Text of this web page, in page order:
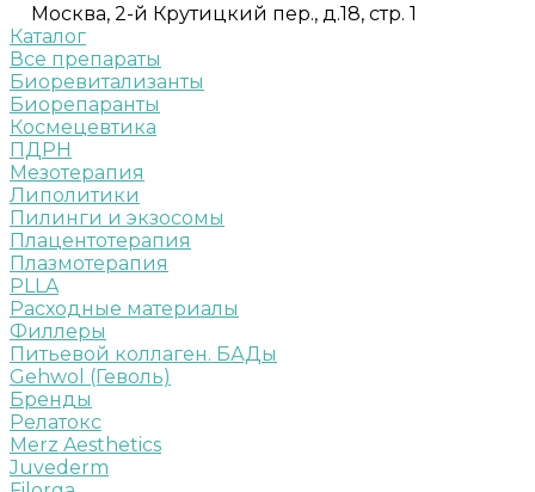
Москва, 2-й Крутицкий пер., д.18, стр. 1
Каталог
Все препараты
Биоревитализанты
Биорепаранты
Космецевтика
ПДРН
Мезотерапия
Липолитики
Пилинги и экзосомы
Плацентотерапия
Плазмотерапия
PLLA
Расходные материалы
Филлеры
Питьевой коллаген. БАДы
Gehwol (Геволь)
Бренды
Релатокс
Merz Aesthetics
Juvederm